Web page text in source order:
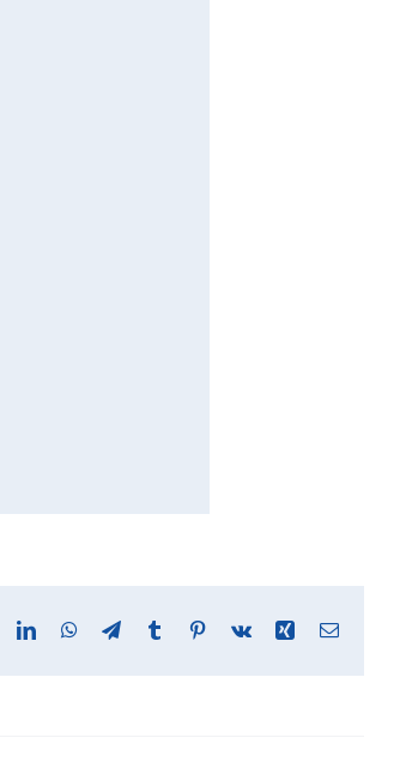
LinkedInWhatsApp
TelegramTumblr Pinterest
Vk Xing Email